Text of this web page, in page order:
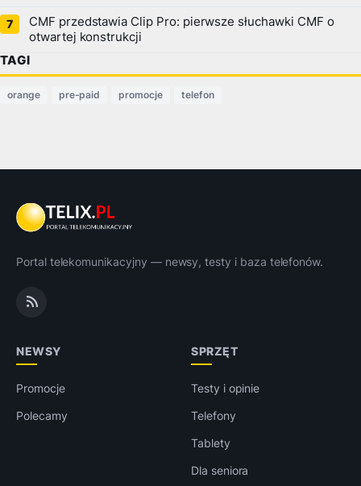
CMF przedstawia Clip Pro: pierwsze słuchawki CMF o
otwartej konstrukcji
TAGI
orange pre-paid promocje telefon
Portal telekomunikacyjny — newsy, testy i baza telefonów.
NEWSY
Promocje
Polecamy
SPRZĘT
Testy i opinie
Telefony
Tablety
Dla seniora